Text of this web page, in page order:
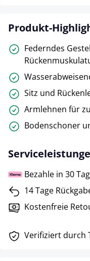
Produkt-
Federndes
Sitz und
Armlehnen für
Bodenschoner
Bezahle in 30
14 Tage
Kostenfreie
Verifiziert durch